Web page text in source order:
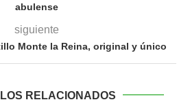
abulense
siguiente
Monte la Reina, original y único
RELACIONADOS